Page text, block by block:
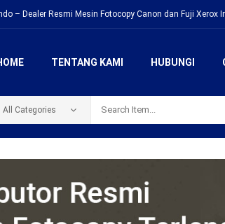
– Dealer Resmi Mesin Fotocopy Canon dan Fuji Xerox
TENTANG KAMI HUBUNGI